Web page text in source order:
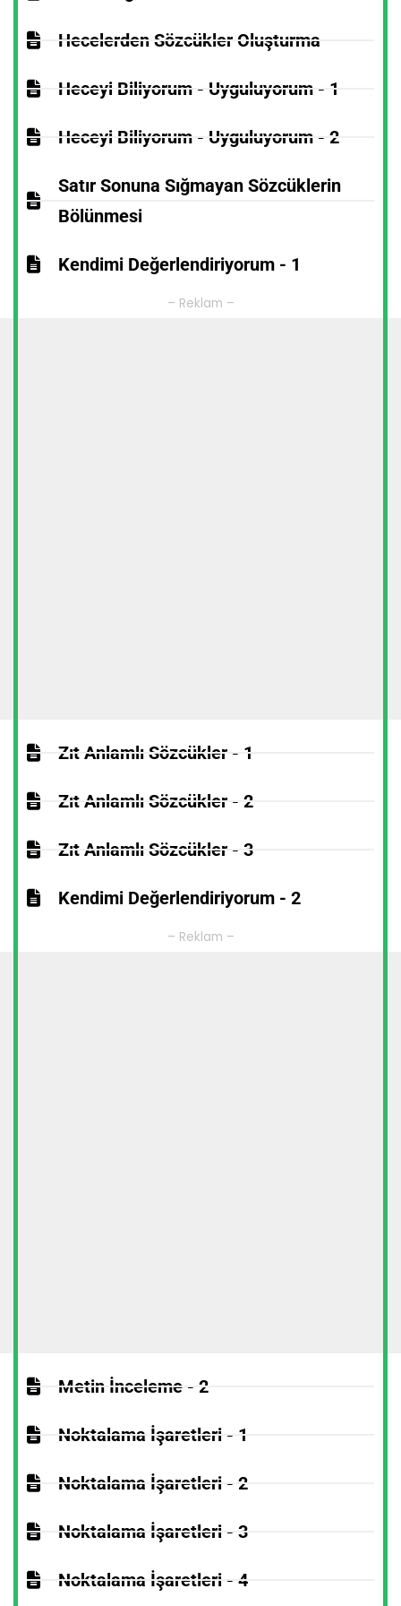
Hecelerden Sözcükler Oluşturma
Heceyi Biliyorum - Uyguluyorum - 1
Heceyi Biliyorum - Uyguluyorum - 2
Satır Sonuna Sığmayan Sözcüklerin
Bölünmesi
Kendimi Değerlendiriyorum - 1
– Reklam –
Zıt Anlamlı Sözcükler - 1
Zıt Anlamlı Sözcükler - 2
Zıt Anlamlı Sözcükler - 3
Kendimi Değerlendiriyorum - 2
– Reklam –
Metin İnceleme - 2
Noktalama İşaretleri - 1
Noktalama İşaretleri - 2
Noktalama İşaretleri - 3
Noktalama İşaretleri - 4